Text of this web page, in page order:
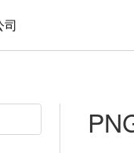
司